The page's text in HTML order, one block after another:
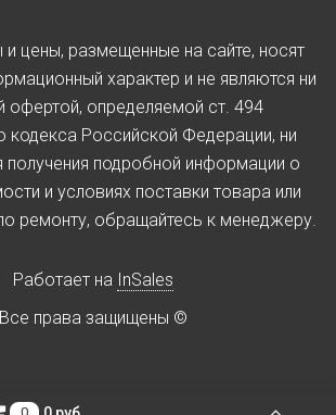
и цены, размещенные на сайте, носят
характер и не являются ни
офертой, определяемой ст. 494
кодекса Российской Федерации, ни
получения подробной информации о
и условиях поставки товара или
ремонту, обращайтесь к менеджеру.
Работает на InSales
Все права защищены ©